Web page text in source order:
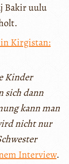
Bakir uulu
Kirgistan:
Kinder
sich dann
kann man
nicht nur
Interview.